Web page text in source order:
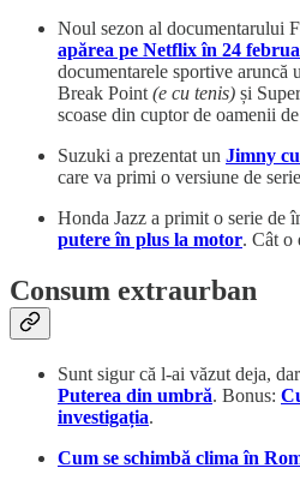
Noul sezon al documentarului
apărea pe Netflix în 24
documentarele sportive aruncă
Break Point (e cu tenis) și
scoase din cuptor de oamenii
Suzuki a prezentat un Jimny
care va primi o versiune de
Honda Jazz a primit o serie de
putere în plus la motor. Cât o
Consum extraurban
Sunt sigur că l-ai văzut deja,
Puterea din umbră. Bonus:
investigația.
Cum se schimbă clima în